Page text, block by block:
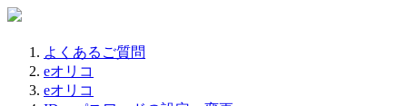
よくあるご質問
eオリコ
eオリコ